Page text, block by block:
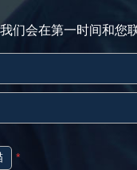
们会在第一时间和您
*